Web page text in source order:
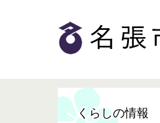
くらしの情報